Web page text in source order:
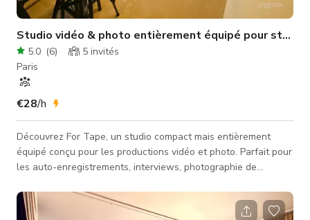
Studio vidéo & photo entièrement équipé pour streaming
5.0 (6) 5 invités
Paris
€28/h
Découvrez For Tape, un studio compact mais entièrement
équipé conçu pour les productions vidéo et photo. Parfait pour
les auto-enregistrements, interviews, photographie de
professionnelle adaptée à vos besoins. Caractéristiques clés :
Taille du studio : 10 m² (107 pi²) – idéal pour des productions